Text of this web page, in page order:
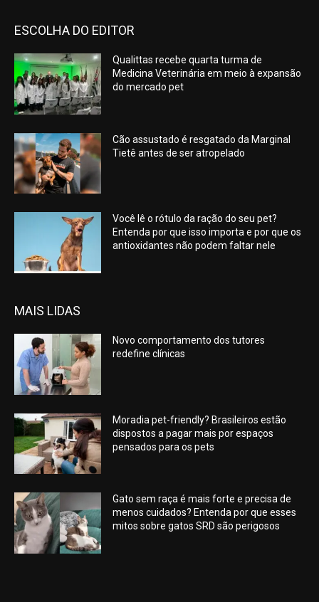
ESCOLHA DO EDITOR
Qualittas recebe quarta turma de
Medicina Veterinária em meio à expansão
do mercado pet
Cão assustado é resgatado da Marginal
Tietê antes de ser atropelado
Você lê o rótulo da ração do seu pet?
Entenda por que isso importa e por que os
antioxidantes não podem faltar nele
MAIS LIDAS
Novo comportamento dos tutores
redefine clínicas
Moradia pet-friendly? Brasileiros estão
dispostos a pagar mais por espaços
pensados para os pets
Gato sem raça é mais forte e precisa de
menos cuidados? Entenda por que esses
mitos sobre gatos SRD são perigosos